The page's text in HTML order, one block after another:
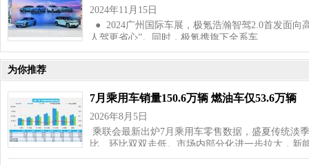
2024年11月15日
● 2024广州国际车展，极氪浩瀚智驾2.0首发面向
人驾更省心”。同时，极氪携旗下全系车…
为你推荐
7月乘用车销量150.6万辆 燃油车仅53.6万辆
2026年8月5日
乘联会最新出炉7月乘用车零售数据，盛夏传统淡
比、环比双双走低。市场内部分化进一步拉大，新